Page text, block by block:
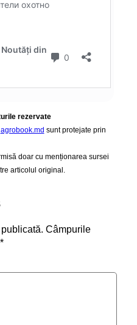
rezervate
agrobook.md sunt protejate prin
doar cu menționarea sursei
articolul original.
Câmpurile
*